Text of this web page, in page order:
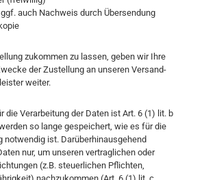
auch Nachweis durch Übersendung
zukommen zu lassen, geben wir Ihre
der Zustellung an unseren Versand-
weiter.
die Verarbeitung der Daten ist Art. 6 (1) lit. b
so lange gespeichert, wie es für die
notwendig ist. Darüberhinausgehend
nur, um unseren vertraglichen oder
(z.B. steuerlichen Pflichten,